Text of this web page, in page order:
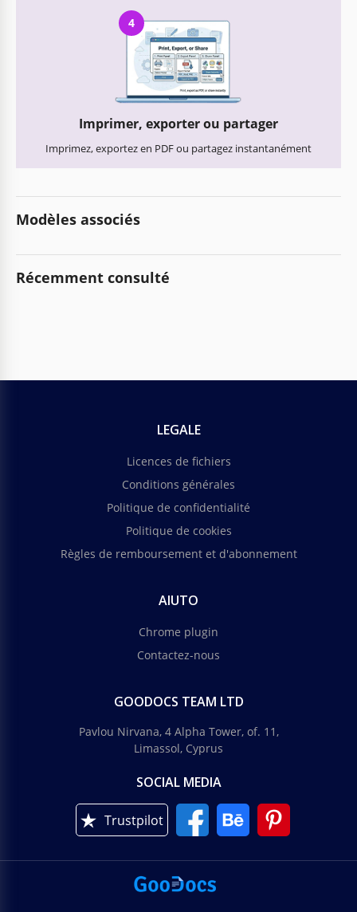
4
Imprimer, exporter ou partager
Imprimez, exportez en PDF ou partagez instantanément
Modèles associés
Récemment consulté
LEGALE
Licences de fichiers
Conditions générales
Politique de confidentialité
Politique de cookies
Règles de remboursement et d'abonnement
AIUTO
Chrome plugin
Contactez-nous
GOODOCS TEAM LTD
Pavlou Nirvana, 4 Alpha Tower, of. 11,
Limassol, Cyprus
SOCIAL MEDIA
Trustpilot